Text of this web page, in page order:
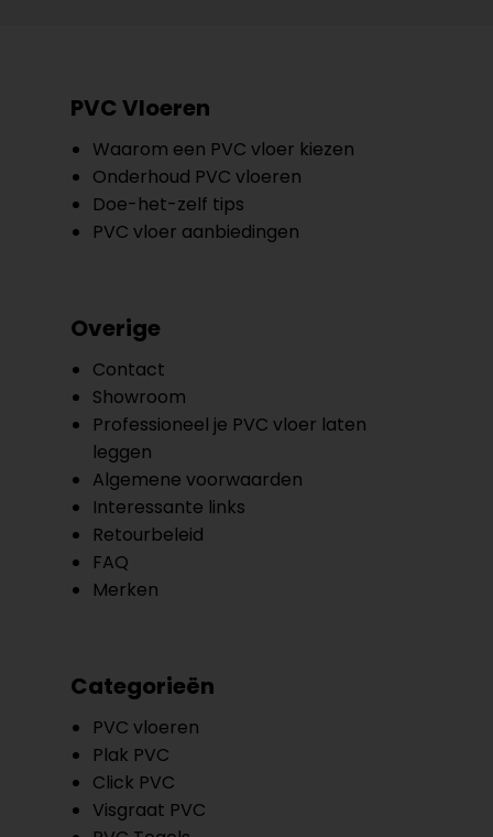
PVC Vloeren
Waarom een PVC vloer kiezen
Onderhoud PVC vloeren
Doe-het-zelf tips
PVC vloer aanbiedingen
Overige
Contact
Showroom
Professioneel je PVC vloer laten
leggen
Algemene voorwaarden
Interessante links
Retourbeleid
FAQ
Merken
Categorieën
PVC vloeren
Plak PVC
Click PVC
Visgraat PVC